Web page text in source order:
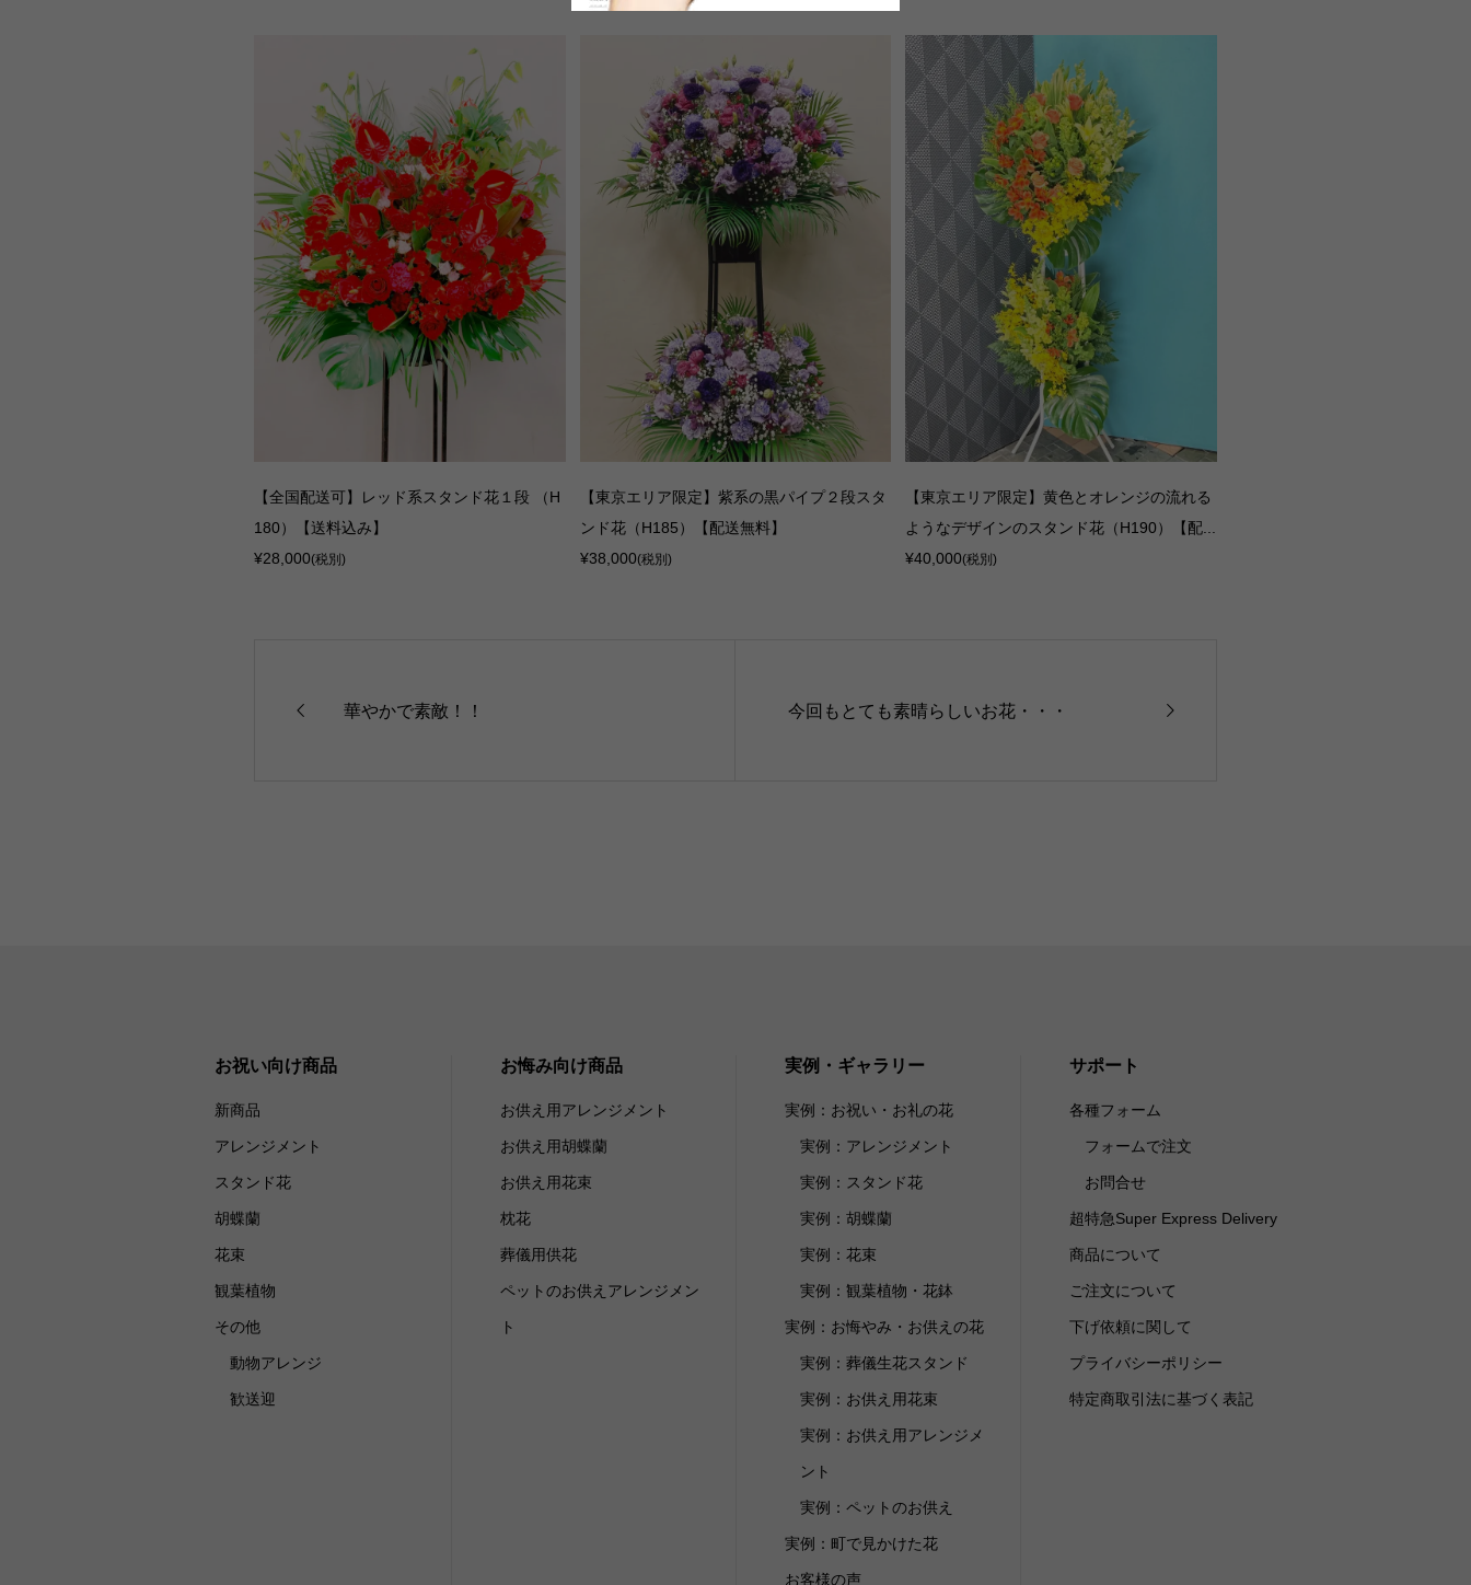
【全国配送可】レッド系スタンド花１段 （H
180）【送料込み】
¥28,000(税別)
【東京エリア限定】紫系の黒パイプ２段スタ
ンド花（H185）【配送無料】
¥38,000(税別)
【東京エリア限定】黄色とオレンジの流れる
ようなデザインのスタンド花（H190）【配...
¥40,000(税別)
華やかで素敵！！ 今回もとても素晴らしいお花・・・
お祝い向け商品
新商品
アレンジメント
スタンド花
胡蝶蘭
花束
観葉植物
その他
動物アレンジ
歓送迎
お悔み向け商品
お供え用アレンジメント
お供え用胡蝶蘭
お供え用花束
枕花
葬儀用供花
ペットのお供えアレンジメン
ト
実例・ギャラリー
実例：お祝い・お礼の花
実例：アレンジメント
実例：スタンド花
実例：胡蝶蘭
実例：花束
実例：観葉植物・花鉢
実例：お悔やみ・お供えの花
実例：葬儀生花スタンド
実例：お供え用花束
実例：お供え用アレンジメ
ント
実例：ペットのお供え
実例：町で見かけた花
お客様の声
サポート
各種フォーム
フォームで注文
お問合せ
超特急Super Express Delivery
商品について
ご注文について
下げ依頼に関して
プライバシーポリシー
特定商取引法に基づく表記